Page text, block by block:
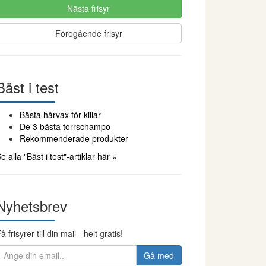
Nästa frisyr
Föregående frisyr
i test
Bästa hårvax för killar
De 3 bästa torrschampo
Rekommenderade produkter
alla "Bäst i test"-artiklar här »
frisyrer till din mail - helt gratis!
Gå med